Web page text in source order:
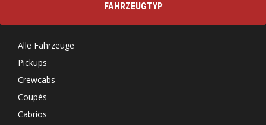
FAHRZEUGTYP
Alle Fahrzeuge
Pickups
Crewcabs
Coupès
Cabrios